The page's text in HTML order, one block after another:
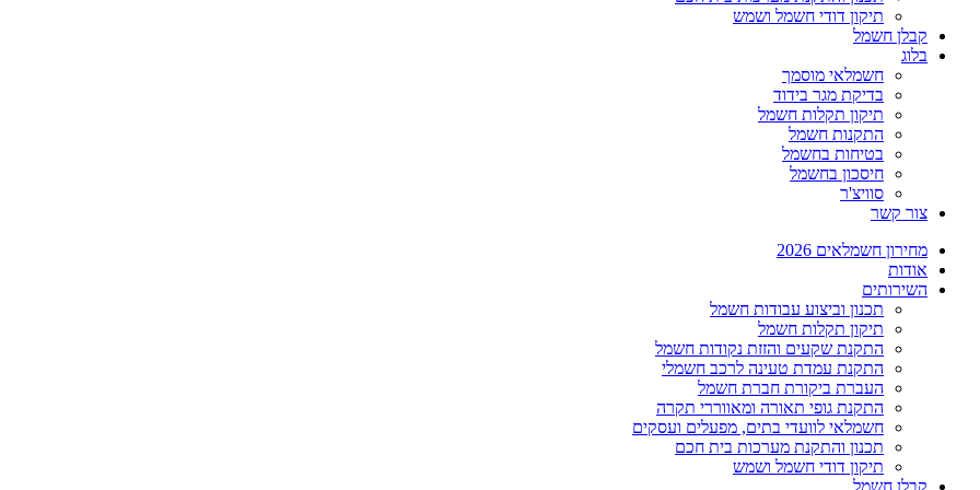
תיקון דודי חשמל ושמש
קבלן חשמל
בלוג
חשמלאי מוסמך
בדיקת מגר בידוד
תיקון תקלות חשמל
התקנות חשמל
בטיחות בחשמל
חיסכון בחשמל
סוויצ'ר
צור קשר
מחירון חשמלאים 2026
אודות
השירותים
תכנון וביצוע עבודות חשמל
תיקון תקלות חשמל
התקנת שקעים והזזת נקודות חשמל
התקנת עמדת טעינה לרכב חשמלי
העברת ביקורת חברת חשמל
התקנת גופי תאורה ומאווררי תקרה
חשמלאי לוועדי בתים, מפעלים ועסקים
תכנון והתקנת מערכות בית חכם
תיקון דודי חשמל ושמש
קבלן חשמל